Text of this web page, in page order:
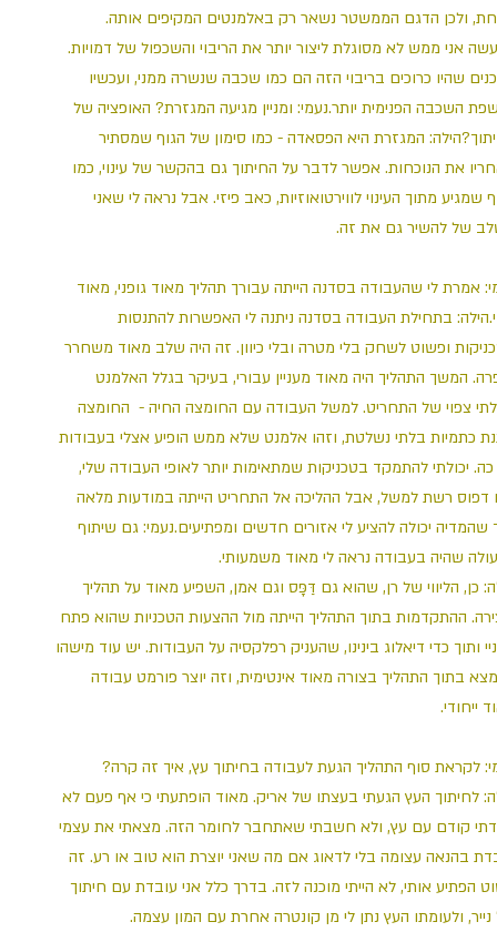
ולכן הדגם הממשטר נשאר רק באלמנטים המקיפים אותה.
אני ממש לא מסוגלת ליצור יותר את הריבוי והשכפול של דמויות.
שהיו כרוכים בריבוי הזה הם כמו שכבה שנשרה ממני, ועכשיו
השכבה הפנימית יותר.נעמי: ומניין מגיעה המגזרת? האופציה של
המגזרת היא הפסאדה - כמו סימון של הגוף שמסתיר
את הנוכחות. אפשר לדבר על החיתוך גם בהקשר של עינוי, כמו
שמגיע מתוך העינוי לווירטואוזיות, כאב פיזי. אבל נראה לי שאני
של להשיר גם את זה.
אמרת לי שהעבודה בסדנה הייתה עבורך תהליך מאוד גופני, מאוד
בתחילת העבודה בסדנה ניתנה לי האפשרות להתנסות
ופשוט לשחק בלי מטרה ובלי כיוון. זה היה שלב מאוד משחרר
המשך התהליך היה מאוד מעניין עבורי, בעיקר בגלל האלמנט
צפוי של התחריט. למשל העבודה עם החומצה החיה - החומצה
כתמיות בלתי נשלטת, וזהו אלמנט שלא ממש הופיע אצלי בעבודות
יכולתי להתמקד בטכניקות שמתאימות יותר לאופי העבודה שלי,
דפוס רשת למשל, אבל ההליכה אל התחריט הייתה במודעות מלאה
שהמדיה יכולה להציע לי אזורים חדשים ומפתיעים.נעמי: גם שיתוף
שהיה בעבודה נראה לי מאוד משמעותי.
כן, הליווי של רן, שהוא גם דַּפָּס וגם אמן, השפיע מאוד על תהליך
ההתקדמות בתוך התהליך הייתה מול ההצעות הטכניות שהוא פתח
ותוך כדי דיאלוג בינינו, שהעניק רפלקסיה על העבודות. יש עוד מישהו
בתוך התהליך בצורה מאוד אינטימית, וזה יוצר פורמט עבודה
ייחודי.
לקראת סוף התהליך הגעת לעבודה בחיתוך עץ, איך זה קרה?
לחיתוך העץ הגעתי בעצתו של אריק. מאוד הופתעתי כי אף פעם לא
קודם עם עץ, ולא חשבתי שאתחבר לחומר הזה. מצאתי את עצמי
בהנאה עצומה בלי לדאוג אם מה שאני יוצרת הוא טוב או רע. זה
הפתיע אותי, לא הייתי מוכנה לזה. בדרך כלל אני עובדת עם חיתוך
ולעומתו העץ נתן לי מן קונטרה אחרת עם המון עצמה.